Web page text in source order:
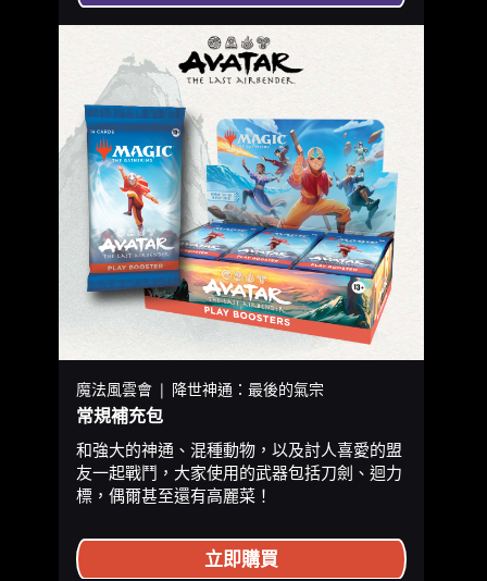
魔法風雲會 | 降世神通：最後的氣宗
常規補充包
和強大的神通、混種動物，以及討人喜愛的盟
友一起戰鬥，大家使用的武器包括刀劍、迴力
標，偶爾甚至還有高麗菜！
立即購買